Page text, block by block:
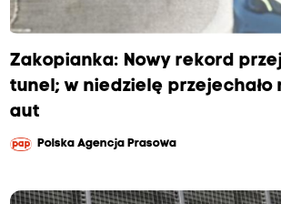
Zakopianka: Nowy rekord
tunel; w niedzielę przejechało
aut
Polska Agencja Prasowa